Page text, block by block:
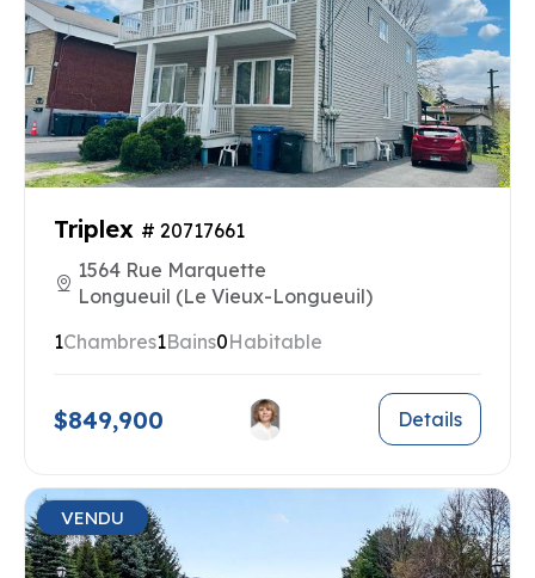
Triplex # 20717661
1564 Rue Marquette
Longueuil (Le Vieux-Longueuil)
1Chambres1Bains0Habitable
$849,900 Details
VENDU